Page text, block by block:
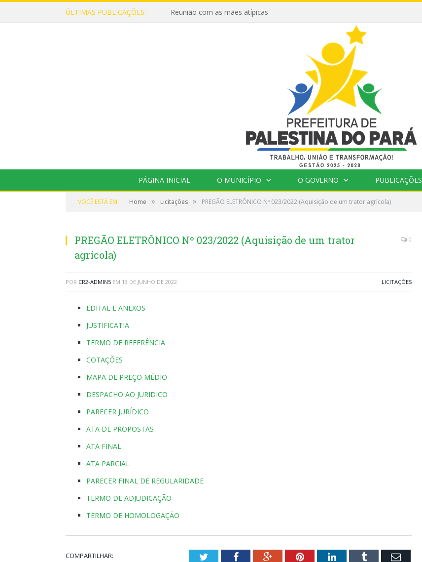
ÚLTIMAS PUBLICAÇÕES: Reunião com as mães atípicas
PÁGINA INICIAL O MUNICÍPIO O GOVERNO PUBLICAÇÕES
VOCÊ ESTÁ EM: Home » Licitações » PREGÃO ELETRÔNICO Nº 023/2022 (Aquisição de um trator agrícola)
PREGÃO ELETRÔNICO Nº 023/2022 (Aquisição de um trator
agrícola)
0
POR CR2-ADMIN5 EM 13 DE JUNHO DE 2022 LICITAÇÕES
EDITAL E ANEXOS
JUSTIFICATIA
TERMO DE REFERÊNCIA
COTAÇÕES
MAPA DE PREÇO MÉDIO
DESPACHO AO JURIDICO
PARECER JURÍDICO
ATA DE PROPOSTAS
ATA FINAL
ATA PARCIAL
PARECER FINAL DE REGULARIDADE
TERMO DE ADJUDICAÇÃO
TERMO DE HOMOLOGAÇÃO
COMPARTILHAR: TwitterFacebookGoogle+PinterestLinkedInTumblr Email